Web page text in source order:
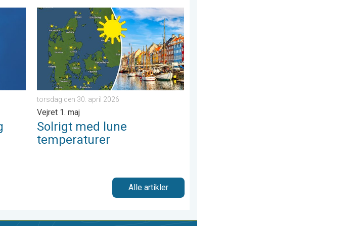
april 2026
Vejrets vanvittige verden. . . mandag den 20. juli 2026
Solrigt med lune temperaturer. Vejret 1. maj. . . torsdag den 30. april 2026
torsdag den 30. april 2026
Vejret 1. maj
Solrigt med lune
temperaturer
Alle artikler